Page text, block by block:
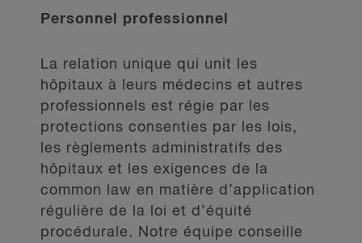
Personnel professionnel
La relation unique qui unit les
hôpitaux à leurs médecins et autres
professionnels est régie par les
protections consenties par les lois,
les règlements administratifs des
hôpitaux et les exigences de la
common law en matière d’application
régulière de la loi et d’équité
procédurale. Notre équipe conseille